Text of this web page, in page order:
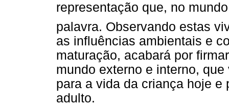
representação que, no
palavra. Observando estas
as influências ambientais e
maturação, acabará por
mundo externo e interno,
para a vida da criança hoje e
adulto.